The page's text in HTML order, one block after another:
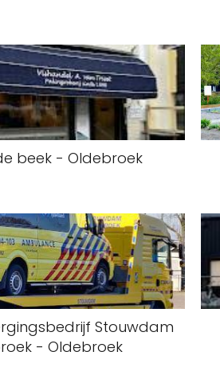
beek - Oldebroek
Stouwdam
- Oldebroek